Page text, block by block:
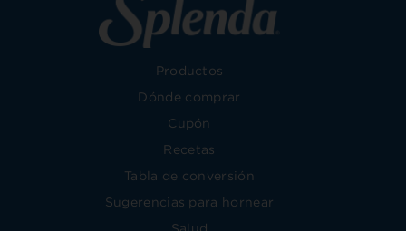
Productos
Dónde comprar
Cupón
Recetas
Tabla de conversión
Sugerencias para hornear